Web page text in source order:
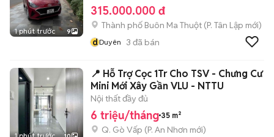
1 phút trước 9
315.000.000 đ
Thành phố Buôn Ma Thuột (P. Tân Lập mới)
dDuyên 3 đã bán
📍 Hỗ Trợ Cọc 1Tr Cho TSV - Chưng Cư
Mini Mới Xây Gần VLU - NTTU
Nội thất đầy đủ
6 triệu/tháng 35 m²
Q. Gò Vấp (P. An Nhơn mới)